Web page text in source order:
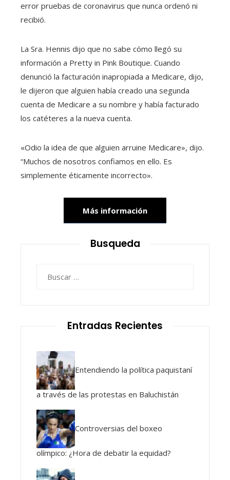
error pruebas de coronavirus que nunca ordenó ni
recibió.
La Sra. Hennis dijo que no sabe cómo llegó su
información a Pretty in Pink Boutique. Cuando
denunció la facturación inapropiada a Medicare, dijo,
le dijeron que alguien había creado una segunda
cuenta de Medicare a su nombre y había facturado
los catéteres a la nueva cuenta.
«Odio la idea de que alguien arruine Medicare», dijo.
“Muchos de nosotros confiamos en ello. Es
simplemente éticamente incorrecto».
Más información
Busqueda
Entradas Recientes
Entendiendo la política paquistaní
a través de las protestas en Baluchistán
Controversias del boxeo
olímpico: ¿Hora de debatir la equidad?